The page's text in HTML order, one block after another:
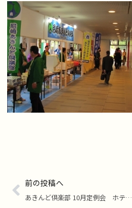
前の投稿へ
あきんど倶楽部 10月定例会 ホテルホップインアミング ２階 大宴会場オーク